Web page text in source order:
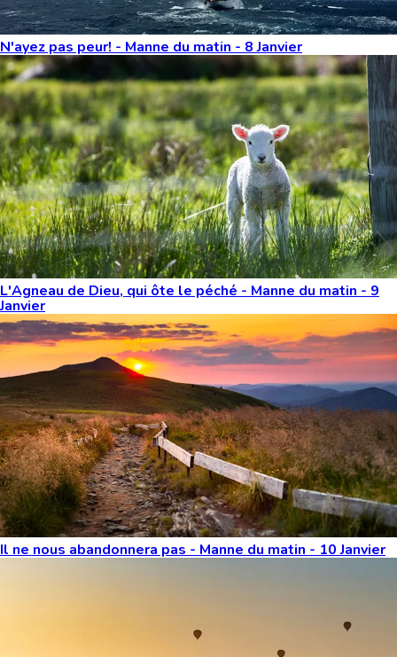
N'ayez pas peur! - Manne du matin - 8 Janvier
L'Agneau de Dieu, qui ôte le péché - Manne du matin - 9
Janvier
Il ne nous abandonnera pas - Manne du matin - 10 Janvier